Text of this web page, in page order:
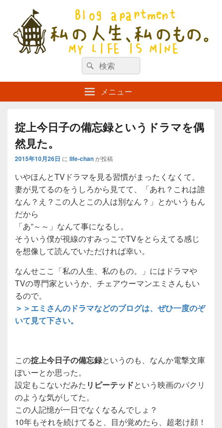
私の人生、私のもの。【新館】
検
索
対
象:
検
索
メニュー
掟上今日子の備忘録というドラマを偶
然見た。
2015年10月26日 に life-chanが投稿
いやほんとTVドラマを見る習慣がまったくなくて。
妻が見てるのをうしろから見てて、「あれ？これは誰
なん？え？この人とこの人は別なん？」とかいうもん
だから
「あ”～～」なんて事になるし。
そういう僕が視線のすみっこでTVをとらえてる感じ
を想像して読んでいただければ幸い。
なんせここ「私の人生、私のもの。」にはドラマや
TVの専門家というか、チェアウーマンエミさんもい
るので。
＞＞エミさんのドラマなどのブログは、ぜひ一度のぞ
いて見て下さい。
この掟上今日子の備忘録というのも、なんか電撃文庫
ぽいーとか思った。
設定もこないだみた リピーテッドという映画のパクリ
のような気がしてた。
この人記憶が一日でなくなるんでしょ？
10年もそれを続けてると、目が覚めたら、超老け顔！